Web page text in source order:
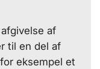
af
til en del af
eksempel et